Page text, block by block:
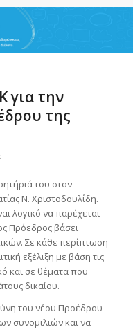
για την
της
του στον
Ν. Χριστοδουλίδη.
λογικό να παρέχεται
Πρόεδρος βάσει
Σε κάθε περίπτωση
εξέλιξη με βάση τις
και σε θέματα που
δικαίου.
του νέου Προέδρου
συνομιλιών και να